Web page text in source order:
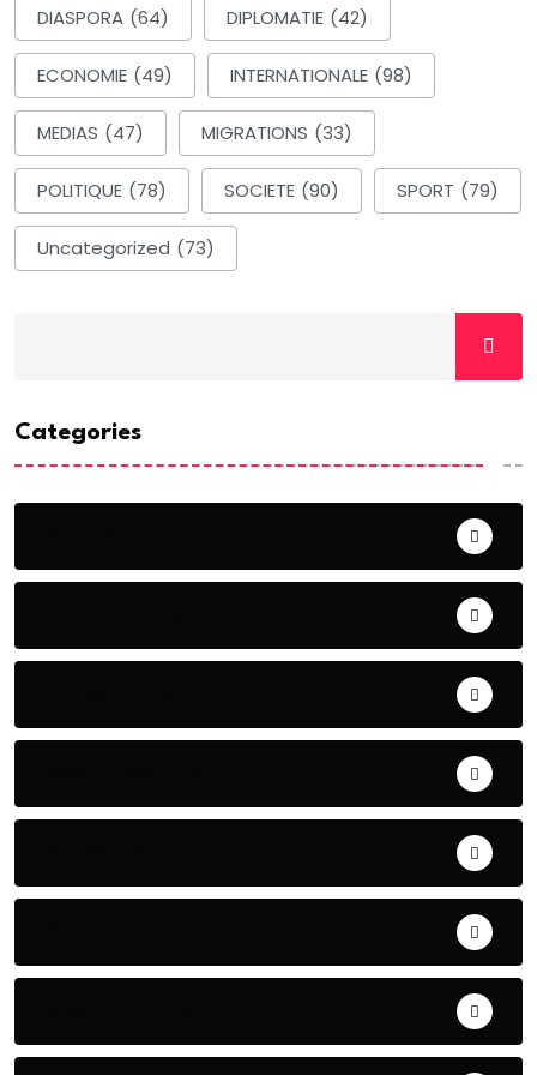
DIASPORA (64) DIPLOMATIE (42)
ECONOMIE (49) INTERNATIONALE (98)
MEDIAS (47) MIGRATIONS (33)
POLITIQUE (78) SOCIETE (90) SPORT (79)
Uncategorized (73)
Categories